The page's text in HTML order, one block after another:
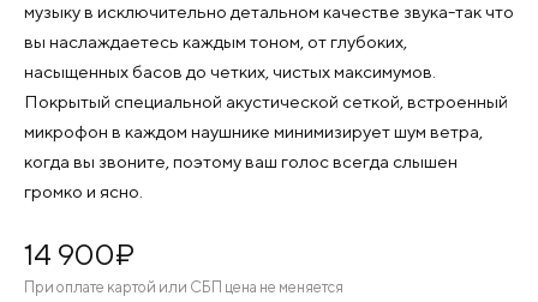
музыку в исключительно детальном качестве звука-так что
вы наслаждаетесь каждым тоном, от глубоких,
насыщенных басов до четких, чистых максимумов.
Покрытый специальной акустической сеткой, встроенный
микрофон в каждом наушнике минимизирует шум ветра,
когда вы звоните, поэтому ваш голос всегда слышен
громко и ясно.
14 900¤
При оплате картой или СБП цена не меняется